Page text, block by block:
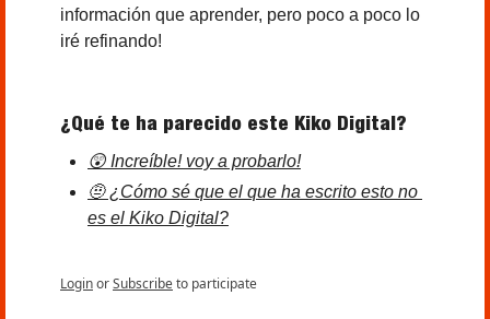
información que aprender, pero poco a poco lo
iré refinando!
¿Qué te ha parecido este Kiko Digital?
😲 Increíble! voy a probarlo!
🤨 ¿Cómo sé que el que ha escrito esto no
es el Kiko Digital?
LoginorSubscribeto participate